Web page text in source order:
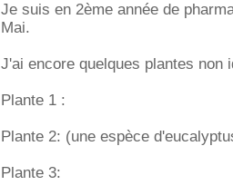
Je suis en 2ème année de
Mai.
J'ai encore quelques plantes
Plante 1 :
Plante 2: (une espèce
Plante 3: